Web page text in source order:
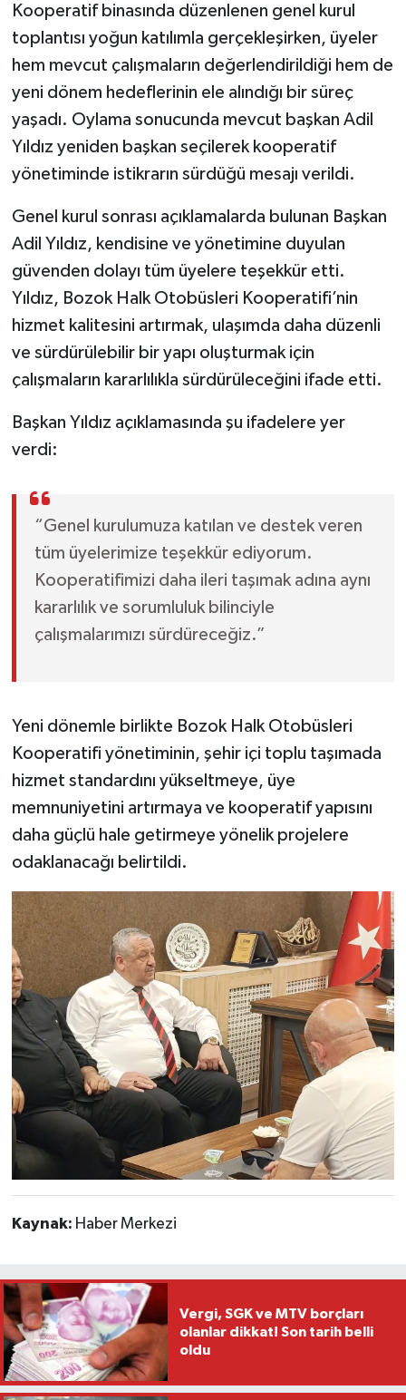
Kooperatif binasında düzenlenen genel kurul
toplantısı yoğun katılımla gerçekleşirken, üyeler
hem mevcut çalışmaların değerlendirildiği hem de
yeni dönem hedeflerinin ele alındığı bir süreç
yaşadı. Oylama sonucunda mevcut başkan Adil
Yıldız yeniden başkan seçilerek kooperatif
yönetiminde istikrarın sürdüğü mesajı verildi.
Genel kurul sonrası açıklamalarda bulunan Başkan
Adil Yıldız, kendisine ve yönetimine duyulan
güvenden dolayı tüm üyelere teşekkür etti.
Yıldız, Bozok Halk Otobüsleri Kooperatifi’nin
hizmet kalitesini artırmak, ulaşımda daha düzenli
ve sürdürülebilir bir yapı oluşturmak için
çalışmaların kararlılıkla sürdürüleceğini ifade etti.
Başkan Yıldız açıklamasında şu ifadelere yer
verdi:
“Genel kurulumuza katılan ve destek veren
tüm üyelerimize teşekkür ediyorum.
Kooperatifimizi daha ileri taşımak adına aynı
kararlılık ve sorumluluk bilinciyle
çalışmalarımızı sürdüreceğiz.”
Yeni dönemle birlikte Bozok Halk Otobüsleri
Kooperatifi yönetiminin, şehir içi toplu taşımada
hizmet standardını yükseltmeye, üye
memnuniyetini artırmaya ve kooperatif yapısını
daha güçlü hale getirmeye yönelik projelere
odaklanacağı belirtildi.
Kaynak: Haber Merkezi
Vergi, SGK ve MTV borçları
olanlar dikkat! Son tarih belli
oldu